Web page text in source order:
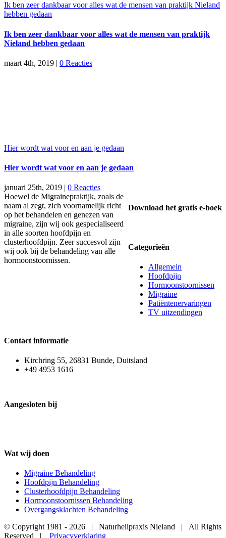
Ik ben zeer dankbaar voor alles wat de mensen van praktijk Nieland
hebben gedaan
Ik ben zeer dankbaar voor alles wat de mensen van praktijk
Nieland hebben gedaan
maart 4th, 2019 | 0 Reacties
Hier wordt wat voor en aan je gedaan
Hier wordt wat voor en aan je gedaan
januari 25th, 2019 | 0 Reacties
Download het gratis e-boek
Categorieën
Allgemein
Hoofdpijn
Hormoonstoornissen
Migraine
Patiëntenervaringen
TV uitzendingen
Hoewel de Migrainepraktijk, zoals de
naam al zegt, zich voornamelijk richt
op het behandelen en genezen van
migraine, zijn wij ook gespecialiseerd
in alle soorten hoofdpijn en
clusterhoofdpijn. Zeer succesvol zijn
wij ook bij de behandeling van alle
hormoonstoornissen.
Contact informatie
Kirchring 55, 26831 Bunde, Duitsland
+49 4953 1616
Aangesloten bij
Wat wij doen
Migraine Behandeling
Hoofdpijn Behandeling
Clusterhoofdpijn Behandeling
Hormoonstoornissen Behandeling
Overgangsklachten Behandeling
© Copyright 1981 - 2026 | Naturheilpraxis Nieland | All Rights
Reserved | Privacyverklaring